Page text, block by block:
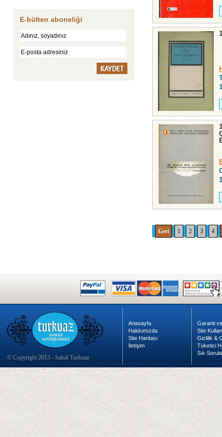
E-bülten aboneliği
Geri 1 2 3 4
© Copyright 2013 - Sahaf Turkuaz
Anasayfa
Hakkımızda
Site Haritası
İletişim
Garanti
Site
Gizlilik &
Tüketici
Sık